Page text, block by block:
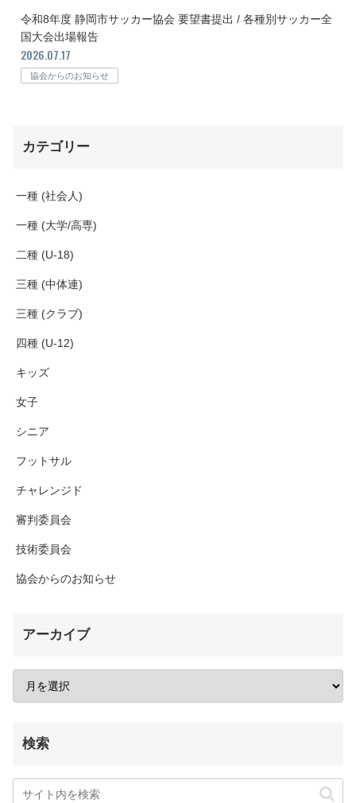
令和8年度 静岡市サッカー協会 要望書提出 / 各種別サッカー全
国大会出場報告
2026.07.17
協会からのお知らせ
カテゴリー
一種 (社会人)
一種 (大学/高専)
二種 (U-18)
三種 (中体連)
三種 (クラブ)
四種 (U-12)
キッズ
女子
シニア
フットサル
チャレンジド
審判委員会
技術委員会
協会からのお知らせ
アーカイブ
検索